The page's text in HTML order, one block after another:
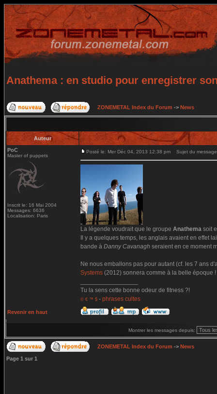
Anathema : en studio pour enregistrer
ZONEMETAL Index du Forum -> News
Auteur
PoC
Master of puppets
Inscrit le: 16 Mai 2004
Messages: 6636
Localisation: Paris
Posté le: Mer Déc 04, 2013 12:38 pm Sujet du
La légende voudrait que le groupe Anathema soit
Il y a quelques temps, les anglais avaient en effet
bande à Danny Cavanagh seraient en ce moment
Ne nous emballons pas pour autant (cf. les 7 ans
Systems (2012) sonnera comme à la belle époque !
Tu la sens cette bonne odeur de fitness ?!
© € ™ $ - phrases cultes
Revenir en haut
Montrer les messages depuis:
ZONEMETAL Index du Forum -> News
Page 1 sur 1